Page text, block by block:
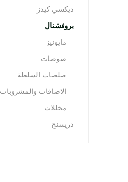
ديكسي كيدز
بروفشنال
مايونيز
صوصات
صلصات السلطة
الاضافات والمشروبات
مخللات
دريسنج